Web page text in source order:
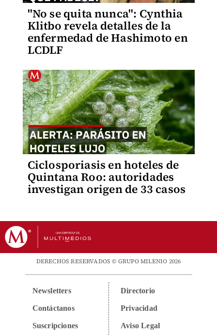
"No se quita nunca": Cynthia
Klitbo revela detalles de la
enfermedad de Hashimoto en
LCDLF
Ciclosporiasis en hoteles de
Quintana Roo: autoridades
investigan origen de 33 casos
DERECHOS RESERVADOS © GRUPO MILENIO 2026
Newsletters
Contáctanos
Suscripciones
Directorio
Privacidad
Aviso Legal